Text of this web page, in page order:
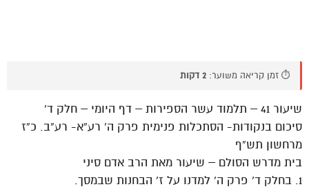
⏱️ זמן קריאה משוער: 2 דקות
שיעור 41 – תלמוד עשר הספירות – דף היומי – חלק ד’
סיכום בנקודות- הסתכלות פנימית פרק ה’ רע”א- רע”ב. כ”ז
מרחשון תש”ף
בית מדרש הסולם – שיעור מאת הרב אדם סיני
1. בחלק ד’ פרק ה’ למדנו על ז’ הבחנות שבמסך.